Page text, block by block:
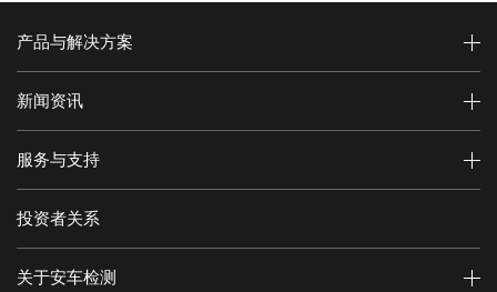
产品与解决方案
新闻资讯
服务与支持
投资者关系
关于安车检测